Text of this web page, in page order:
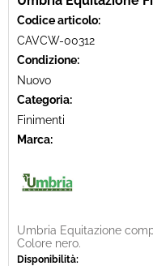
Codice articolo:
CAVCW-00312
Condizione:
Nuovo
Categoria:
Finimenti
Marca:
Umbria Equitazione
Colore nero.
Disponibilità: